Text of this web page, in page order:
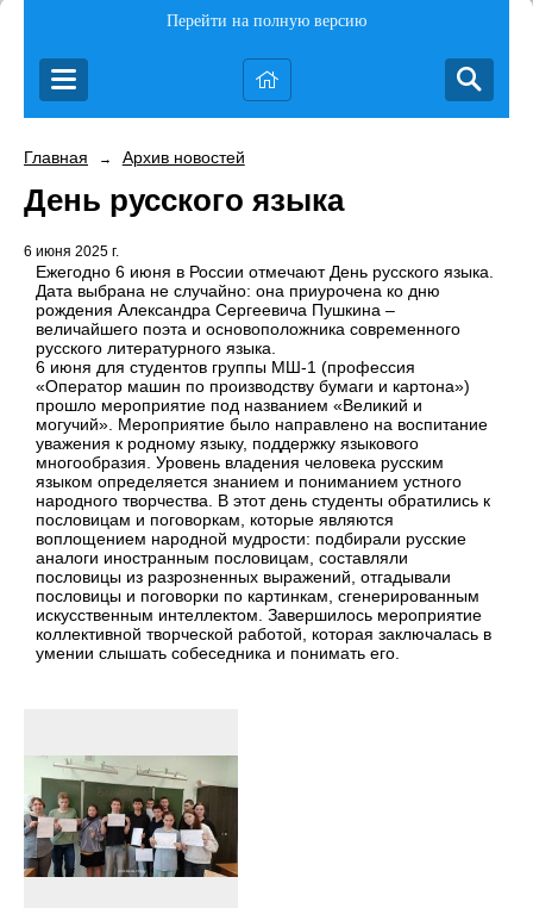
Перейти на полную версию
Главная → Архив новостей
День русского языка
6 июня 2025 г.
Ежегодно 6 июня в России отмечают День русского языка.
Дата выбрана не случайно: она приурочена ко дню
рождения Александра Сергеевича Пушкина –
величайшего поэта и основоположника современного
русского литературного языка.
6 июня для студентов группы МШ-1 (профессия
«Оператор машин по производству бумаги и картона»)
прошло мероприятие под названием «Великий и
могучий». Мероприятие было направлено на воспитание
уважения к родному языку, поддержку языкового
многообразия. Уровень владения человека русским
языком определяется знанием и пониманием устного
народного творчества. В этот день студенты обратились к
пословицам и поговоркам, которые являются
воплощением народной мудрости: подбирали русские
аналоги иностранным пословицам, составляли
пословицы из разрозненных выражений, отгадывали
пословицы и поговорки по картинкам, сгенерированным
искусственным интеллектом. Завершилось мероприятие
коллективной творческой работой, которая заключалась в
умении слышать собеседника и понимать его.